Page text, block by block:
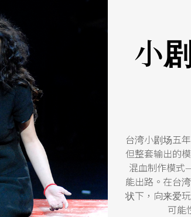
小
台湾小剧场五
但整套输出的
混血制作模式
能出路。在台
状下，向来爱
可能